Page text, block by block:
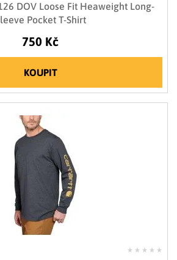
DOV Loose Fit Heaweight Long-
Pocket T-Shirt
750 Kč
KOUPIT